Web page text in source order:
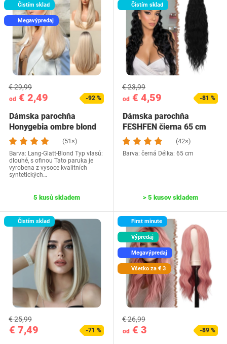
Čistím sklad
Megavýpredaj
od € 2,49
€ 29,99
-92 %
Dámska parochňa
Honygebia ombre blond
(51×)
Barva: ‎Lang-Glatt-Blond Typ vlasů:
dlouhé, s ofinou Tato paruka je
vyrobena z vysoce kvalitních
syntetických…
5 kusů skladem
Čistím sklad
od € 4,59
€ 23,99
-81 %
Dámska parochňa
FESHFEN čierna 65 cm
(42×)
Barva: černá Délka: 65 cm
> 5 kusov skladem
Čistím sklad
€ 7,49
€ 25,99
-71 %
First minute
Výpredaj
Megavýpredaj
Všetko za € 3
od € 3
€ 26,99
-89 %